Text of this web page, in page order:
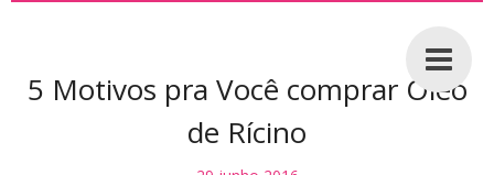
5 Motivos pra Você comprar Óleo
de Rícino